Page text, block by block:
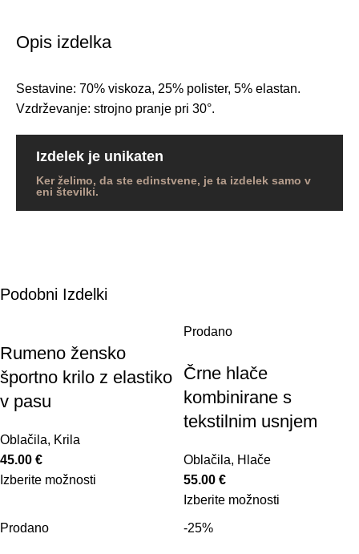
Opis izdelka
Sestavine: 70% viskoza, 25% polister, 5% elastan.
Vzdrževanje: strojno pranje pri 30°.
Izdelek je unikaten
Ker želimo, da ste edinstvene, je ta izdelek samo v
eni številki.
Podobni Izdelki
Rumeno žensko
športno krilo z elastiko
v pasu
Oblačila, Krila
45.00 €
Izberite možnosti
Prodano
Črne hlače
kombinirane s
tekstilnim usnjem
Oblačila, Hlače
55.00 €
Izberite možnosti
Prodano -25%